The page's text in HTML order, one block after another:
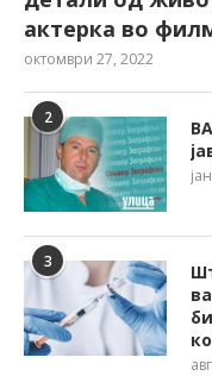
актерка во
октомври 27, 2022
2
3